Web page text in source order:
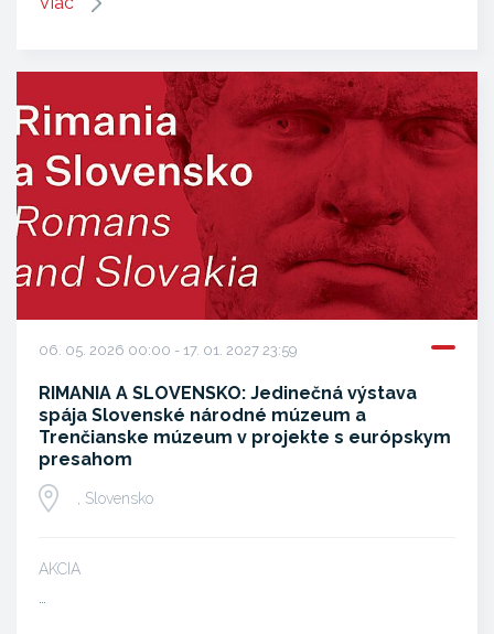
06. 05. 2026 00:00 - 17. 01. 2027 23:59
RIMANIA A SLOVENSKO: Jedinečná výstava
spája Slovenské národné múzeum a
Trenčianske múzeum v projekte s európskym
presahom
, Slovensko
AKCIA
…